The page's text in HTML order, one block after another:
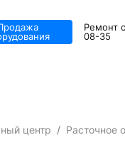
Ремонт
08-35
центр Расточное